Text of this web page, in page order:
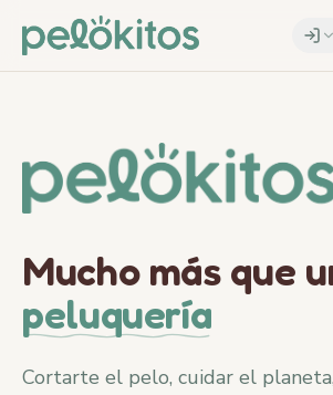
Mucho más que
peluquería
Cortarte el pelo, cuidar el